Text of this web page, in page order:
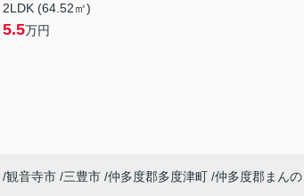
2LDK (64.52㎡)
5.5万円
観音寺市 三豊市 仲多度郡多度津町 仲多度郡まん